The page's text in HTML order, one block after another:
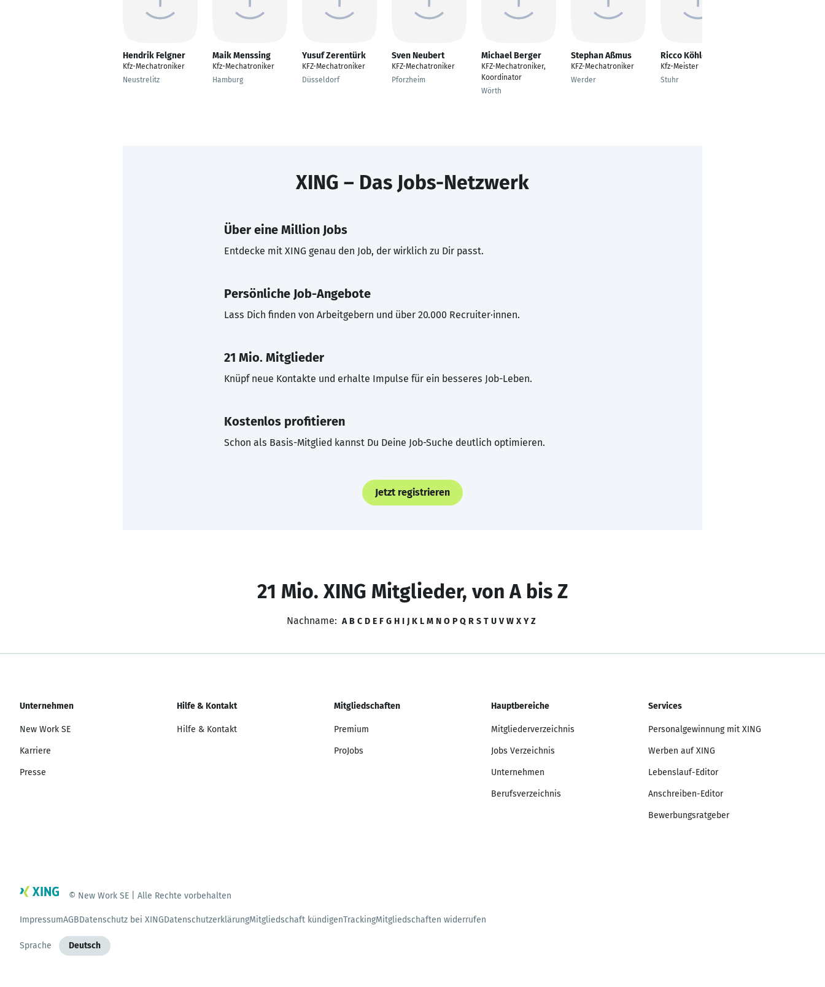
Hendrik Felgner
Kfz-Mechatroniker
Neustrelitz
Maik Menssing
Kfz-Mechatroniker
Hamburg
Yusuf Zerentürk
KFZ-Mechatroniker
Düsseldorf
Sven Neubert
KFZ-Mechatroniker
Pforzheim
Michael Berger
KFZ-Mechatroniker,
Koordinator
Wörth
Stephan Aßmus
KFZ-Mechatroniker
Werder
Ricco Köhler
Kfz-Meister
Stuhr
XING – Das Jobs-Netzwerk
Über eine Million Jobs
Entdecke mit XING genau den Job, der wirklich zu Dir passt.
Persönliche Job-Angebote
Lass Dich finden von Arbeitgebern und über 20.000 Recruiter·innen.
21 Mio. Mitglieder
Knüpf neue Kontakte und erhalte Impulse für ein besseres Job-Leben.
Kostenlos profitieren
Schon als Basis-Mitglied kannst Du Deine Job-Suche deutlich optimieren.
Jetzt registrieren
21 Mio. XING Mitglieder, von A bis Z
Nachname: A B C D E F G H I J K L M N O P Q R S T U V W X Y Z
Unternehmen
New Work SE
Karriere
Presse
Hilfe & Kontakt
Hilfe & Kontakt
Mitgliedschaften
Premium
ProJobs
Hauptbereiche
Mitgliederverzeichnis
Jobs Verzeichnis
Unternehmen
Berufsverzeichnis
Services
Personalgewinnung mit XING
Werben auf XING
Lebenslauf-Editor
Anschreiben-Editor
Bewerbungsratgeber
© New Work SE | Alle Rechte vorbehalten
ImpressumAGBDatenschutz bei XINGDatenschutzerklärungMitgliedschaft kündigenTrackingMitgliedschaften widerrufen
Sprache Deutsch